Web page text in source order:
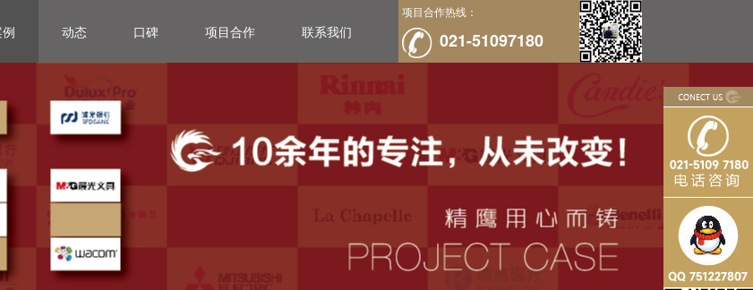
动态 口碑 项目合作 联系我们
项目合作热线：
021-51097180